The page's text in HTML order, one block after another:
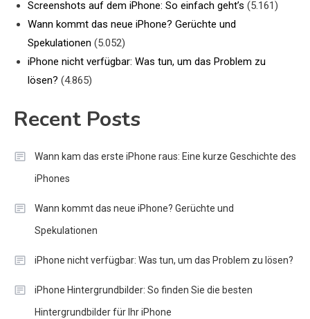
Screenshots auf dem iPhone: So einfach geht’s (5.161)
Wann kommt das neue iPhone? Gerüchte und
Spekulationen (5.052)
iPhone nicht verfügbar: Was tun, um das Problem zu
lösen? (4.865)
Recent Posts
Wann kam das erste iPhone raus: Eine kurze Geschichte des
iPhones
Wann kommt das neue iPhone? Gerüchte und
Spekulationen
iPhone nicht verfügbar: Was tun, um das Problem zu lösen?
iPhone Hintergrundbilder: So finden Sie die besten
Hintergrundbilder für Ihr iPhone